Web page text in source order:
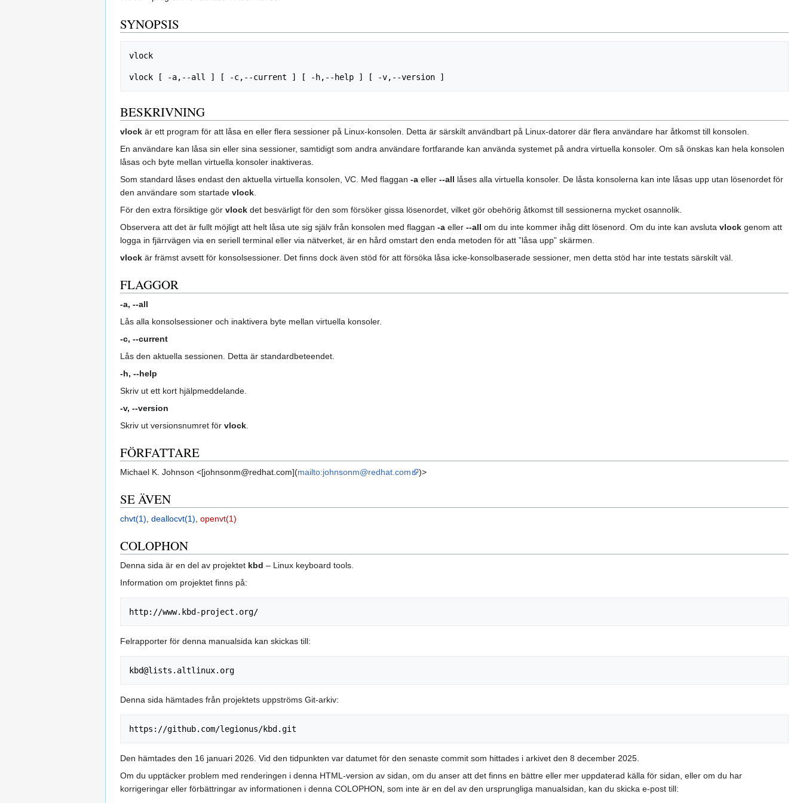
SYNOPSIS
vlock
BESKRIVNING
vlock är ett program för att låsa en eller flera sessioner på Linux-konsolen. Detta är särskilt användbart på Linux-datorer där flera användare har åtkomst till konsolen.
En användare kan låsa sin eller sina sessioner, samtidigt som andra användare fortfarande kan använda systemet på andra virtuella konsoler. Om så önskas kan hela konsolen
låsas och byte mellan virtuella konsoler inaktiveras.
Som standard låses endast den aktuella virtuella konsolen, VC. Med flaggan -a eller --all låses alla virtuella konsoler. De låsta konsolerna kan inte låsas upp utan lösenordet för
den användare som startade vlock.
För den extra försiktige gör vlock det besvärligt för den som försöker gissa lösenordet, vilket gör obehörig åtkomst till sessionerna mycket osannolik.
Observera att det är fullt möjligt att helt låsa ute sig själv från konsolen med flaggan -a eller --all om du inte kommer ihåg ditt lösenord. Om du inte kan avsluta vlock genom att
logga in fjärrvägen via en seriell terminal eller via nätverket, är en hård omstart den enda metoden för att ”låsa upp” skärmen.
vlock är främst avsett för konsolsessioner. Det finns dock även stöd för att försöka låsa icke-konsolbaserade sessioner, men detta stöd har inte testats särskilt väl.
FLAGGOR
-a, --all
Lås alla konsolsessioner och inaktivera byte mellan virtuella konsoler.
-c, --current
Lås den aktuella sessionen. Detta är standardbeteendet.
-h, --help
Skriv ut ett kort hjälpmeddelande.
-v, --version
Skriv ut versionsnumret för vlock.
FÖRFATTARE
Michael K. Johnson <[johnsonm@redhat.com](mailto:johnsonm@redhat.com )>
SE ÄVEN
chvt(1), deallocvt(1), openvt(1)
COLOPHON
Denna sida är en del av projektet kbd – Linux keyboard tools.
Information om projektet finns på:
Felrapporter för denna manualsida kan skickas till:
Denna sida hämtades från projektets uppströms Git-arkiv:
Den hämtades den 16 januari 2026. Vid den tidpunkten var datumet för den senaste commit som hittades i arkivet den 8 december 2025.
Om du upptäcker problem med renderingen i denna HTML-version av sidan, om du anser att det finns en bättre eller mer uppdaterad källa för sidan, eller om du har
korrigeringar eller förbättringar av informationen i denna COLOPHON, som inte är en del av den ursprungliga manualsidan, kan du skicka e-post till: